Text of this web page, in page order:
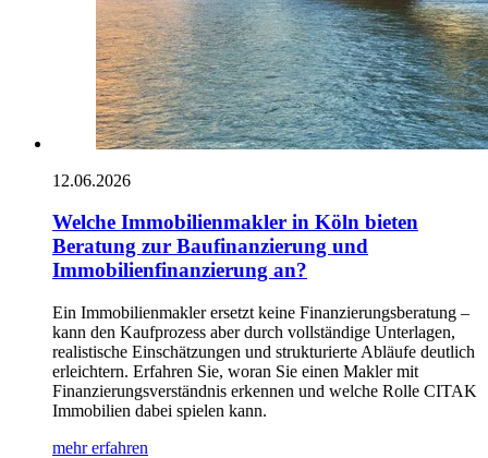
12.06.2026
Welche Immobilienmakler in Köln bieten
Beratung zur Baufinanzierung und
Immobilienfinanzierung an?
Ein Immobilienmakler ersetzt keine Finanzierungsberatung –
kann den Kaufprozess aber durch vollständige Unterlagen,
realistische Einschätzungen und strukturierte Abläufe deutlich
erleichtern. Erfahren Sie, woran Sie einen Makler mit
Finanzierungsverständnis erkennen und welche Rolle CITAK
Immobilien dabei spielen kann.
mehr erfahren